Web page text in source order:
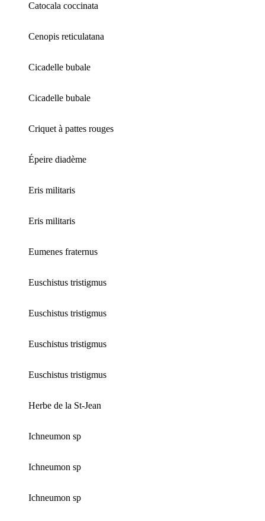
Catocala coccinata
Cenopis reticulatana
Cicadelle bubale
Cicadelle bubale
Criquet à pattes rouges
Épeire diadème
Eris militaris
Eris militaris
Eumenes fraternus
Euschistus tristigmus
Euschistus tristigmus
Euschistus tristigmus
Euschistus tristigmus
Herbe de la St-Jean
Ichneumon sp
Ichneumon sp
Ichneumon sp